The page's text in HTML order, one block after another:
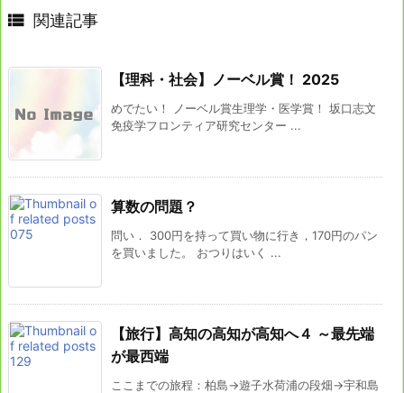
 関連記事
【理科・社会】ノーベル賞！ 2025
めでたい！ ノーベル賞生理学・医学賞！ 坂口志文
免疫学フロンティア研究センター ...
算数の問題？
問い． 300円を持って買い物に行き，170円のパン
を買いました。 おつりはいく ...
【旅行】高知の高知が高知へ４ ～最先端
が最西端
ここまでの旅程：柏島→遊子水荷浦の段畑→宇和島